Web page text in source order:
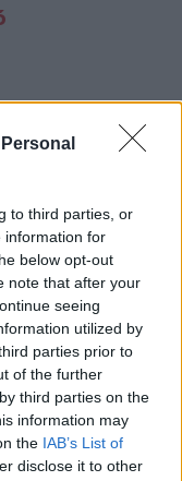
to third parties, or
information for
below opt-out
note that after your
seeing
utilized by
parties prior to
of the further
third parties on the
information may
the IAB’s List of
disclose it to other